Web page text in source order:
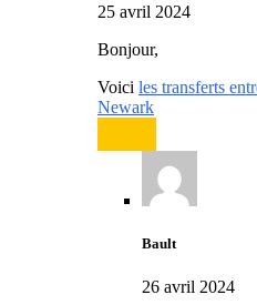
25 avril 2024
Bonjour,
Voici les transferts
Newark
Bault
26 avril 2024